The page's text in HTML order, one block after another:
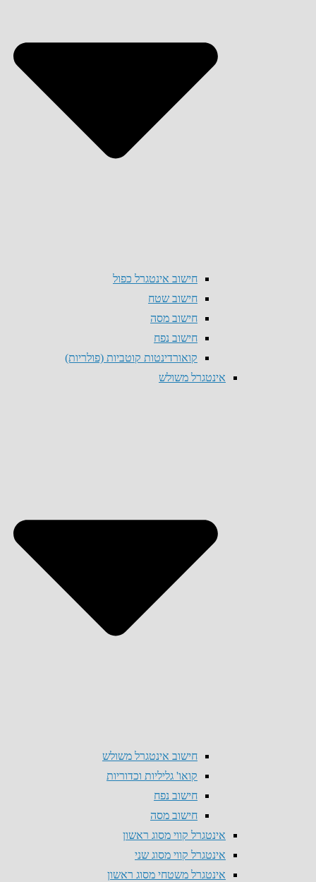
חישוב אינטגרל כפול
חישוב שטח
חישוב מסה
חישוב נפח
קואורדינטות קוטביות (פולריות)
אינטגרל משולש
חישוב אינטגרל משולש
קואו' גליליות וכדוריות
חישוב נפח
חישוב מסה
אינטגרל קווי מסוג ראשון
אינטגרל קווי מסוג שני
אינטגרל משטחי מסוג ראשון